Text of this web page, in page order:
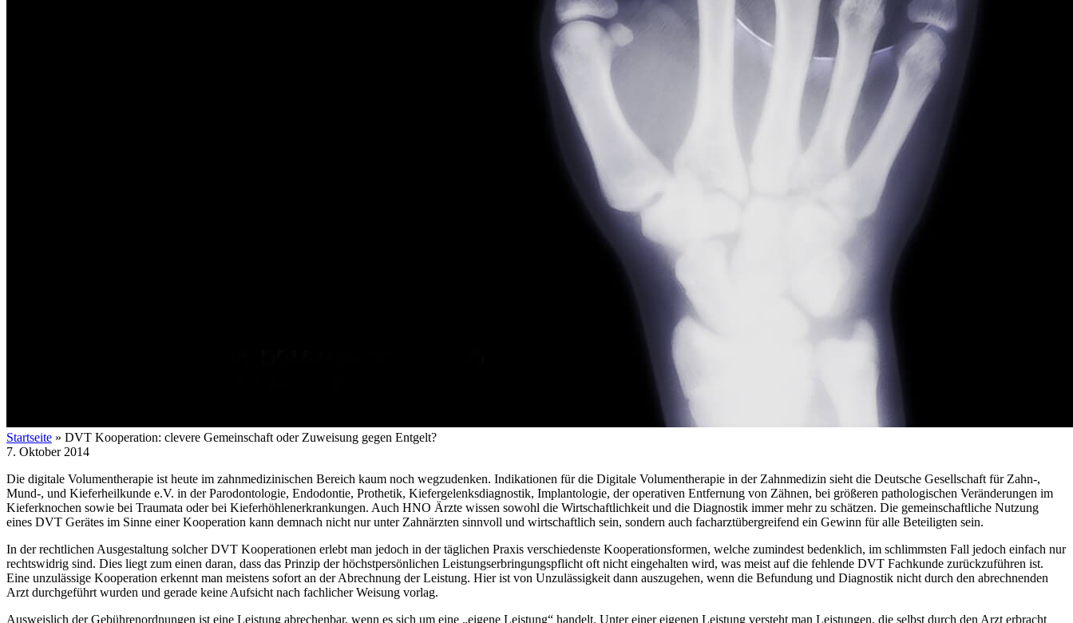
Startseite » DVT Kooperation: clevere Gemeinschaft oder Zuweisung gegen Entgelt?
7. Oktober 2014
Die digitale Volumentherapie ist heute im zahnmedizinischen Bereich kaum noch wegzudenken. Indikationen für die Digitale Volumentherapie in der Zahnmedizin sieht die Deutsche Gesellschaft für Zahn-,
Mund-, und Kieferheilkunde e.V. in der Parodontologie, Endodontie, Prothetik, Kiefergelenksdiagnostik, Implantologie, der operativen Entfernung von Zähnen, bei größeren pathologischen Veränderungen im
Kieferknochen sowie bei Traumata oder bei Kieferhöhlenerkrankungen. Auch HNO Ärzte wissen sowohl die Wirtschaftlichkeit und die Diagnostik immer mehr zu schätzen. Die gemeinschaftliche Nutzung
eines DVT Gerätes im Sinne einer Kooperation kann demnach nicht nur unter Zahnärzten sinnvoll und wirtschaftlich sein, sondern auch facharztübergreifend ein Gewinn für alle Beteiligten sein.
In der rechtlichen Ausgestaltung solcher DVT Kooperationen erlebt man jedoch in der täglichen Praxis verschiedenste Kooperationsformen, welche zumindest bedenklich, im schlimmsten Fall jedoch einfach nur
rechtswidrig sind. Dies liegt zum einen daran, dass das Prinzip der höchstpersönlichen Leistungserbringungspflicht oft nicht eingehalten wird, was meist auf die fehlende DVT Fachkunde zurückzuführen ist.
Eine unzulässige Kooperation erkennt man meistens sofort an der Abrechnung der Leistung. Hier ist von Unzulässigkeit dann auszugehen, wenn die Befundung und Diagnostik nicht durch den abrechnenden
Arzt durchgeführt wurden und gerade keine Aufsicht nach fachlicher Weisung vorlag.
Ausweislich der Gebührenordnungen ist eine Leistung abrechenbar, wenn es sich um eine „eigene Leistung“ handelt. Unter einer eigenen Leistung versteht man Leistungen, die selbst durch den Arzt erbracht